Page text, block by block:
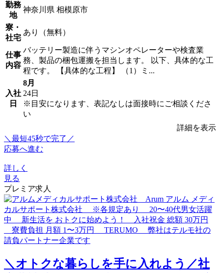
勤務
地
神奈川県 相模原市
寮・
社宅
あり（無料）
仕事
内容
バッテリー製造に伴うマシンオペレーターや検査業
務、製品の梱包運搬を担当します。 以下、具体的な工
程です。 【具体的な工程】 （1）ミ...
入社
日
8月
24日
※目安になります、表記なしは面接時にご相談くださ
い
詳細を表示
＼最短45秒で完了／
応募へ進む
詳しく
見る
プレミア求人
＼オトクな暮らしを手に入れよう／社